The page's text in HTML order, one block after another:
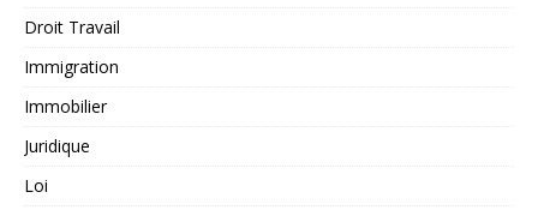
Droit Travail
Immigration
Immobilier
Juridique
Loi